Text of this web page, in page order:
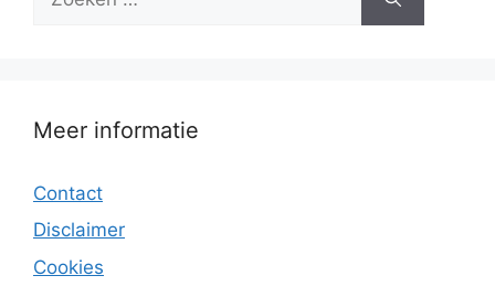
naar:
Meer informatie
Contact
Disclaimer
Cookies